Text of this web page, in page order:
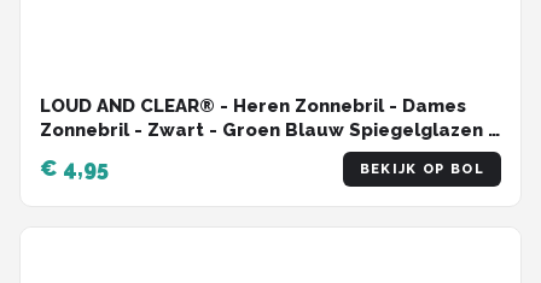
LOUD AND CLEAR® - Heren Zonnebril - Dames
Zonnebril - Zwart - Groen Blauw Spiegelglazen -
€ 4,95 BEKIJK OP BOL